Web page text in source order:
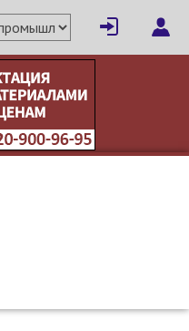
Написать поставщику